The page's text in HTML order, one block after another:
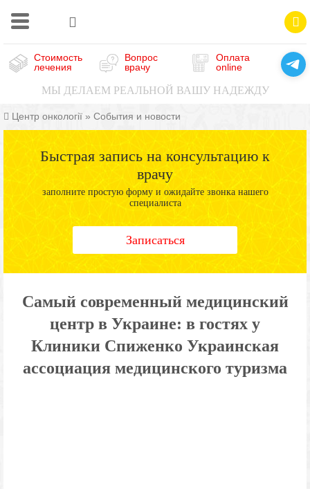
Стоимость
лечения
Вопрос
врачу
Оплата
online
МЫ ДЕЛАЕМ РЕАЛЬНОЙ ВАШУ НАДЕЖДУ
Центр онкології » События и новости
Быстрая запись на консультацию к
врачу
заполните простую форму и ожидайте звонка нашего
специалиста
Записаться
Самый современный медицинский
центр в Украине: в гостях у
Клиники Спиженко Украинская
ассоциация медицинского туризма